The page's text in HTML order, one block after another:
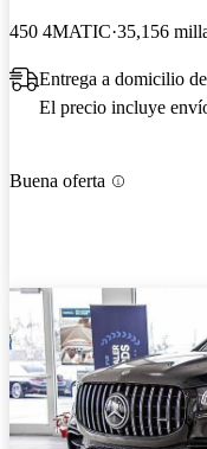
450 4MATIC 35,156
Entrega a domicilio
El precio incluye
Buena oferta